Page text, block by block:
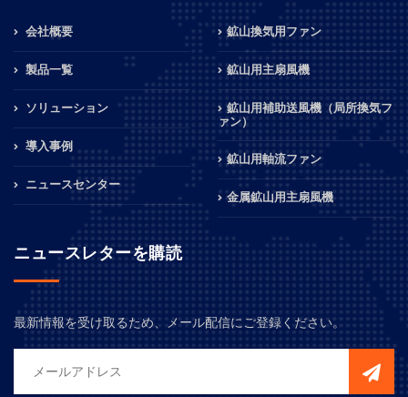
会社概要
製品一覧
ソリューション
導入事例
ニュースセンター
鉱山換気用ファン
鉱山用主扇風機
鉱山用補助送風機（局所換気フ
ァン）
鉱山用軸流ファン
金属鉱山用主扇風機
ニュースレターを購読
最新情報を受け取るため、メール配信にご登録ください。